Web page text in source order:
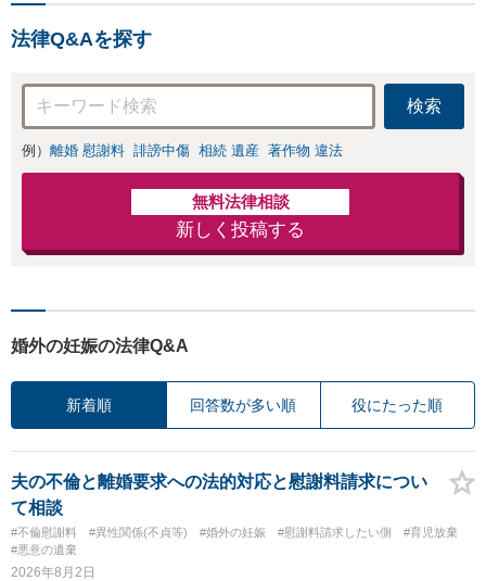
法律Q&Aを探す
検索
例） 離婚 慰謝料 誹謗中傷 相続 遺産 著作物 違法
無料法律相談
新しく投稿する
婚外の妊娠の法律Q&A
新着順 回答数が多い順 役にたった順
夫の不倫と離婚要求への法的対応と慰謝料請求につい
て相談
#不倫慰謝料 #異性関係(不貞等) #婚外の妊娠 #慰謝料請求したい側
#育児放棄
#悪意の遺棄
2026年8月2日